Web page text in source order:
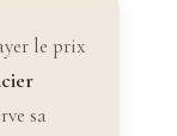
le prix
sa